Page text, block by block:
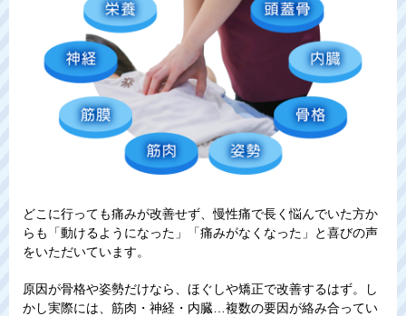
どこに行っても痛みが改善せず、慢性痛で長く悩んでいた方か
らも「動けるようになった」「痛みがなくなった」と喜びの声
をいただいています。
原因が骨格や姿勢だけなら、ほぐしや矯正で改善するはず。し
かし実際には、筋肉・神経・内臓…複数の要因が絡み合ってい